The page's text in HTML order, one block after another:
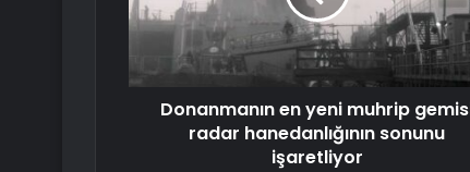
Donanmanın en yeni muhrip
radar hanedanlığının sonunu
işaretliyor